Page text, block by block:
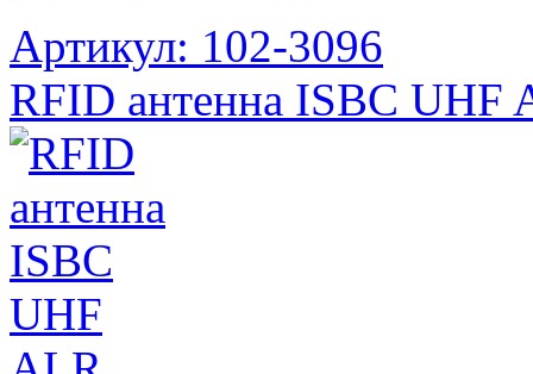
Артикул: 102-3096
RFID антенна ISBC UHF